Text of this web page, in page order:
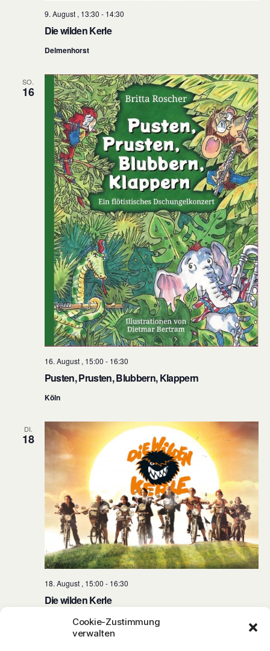
Cookie-Zustimmung
verwalten
Die wilden Kerle
9. August , 13:30 - 14:30
Delmenhorst
SO.
16
Pusten, Prusten, Blubbern, Klappern
16. August , 15:00 - 16:30
Köln
DI.
18
Die wilden Kerle
18. August , 15:00 - 16:30